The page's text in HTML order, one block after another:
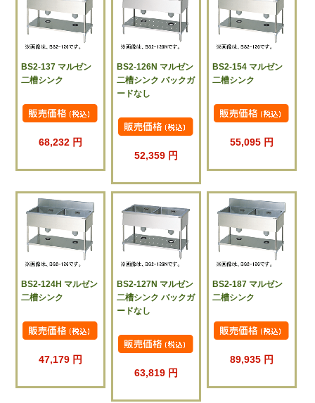
BS2-137 マルゼン
二槽シンク
68,232 円
BS2-126N マルゼン
二槽シンク バックガ
ードなし
52,359 円
BS2-154 マルゼン
二槽シンク
55,095 円
BS2-124H マルゼン
二槽シンク
47,179 円
BS2-127N マルゼン
二槽シンク バックガ
ードなし
63,819 円
BS2-187 マルゼン
二槽シンク
89,935 円